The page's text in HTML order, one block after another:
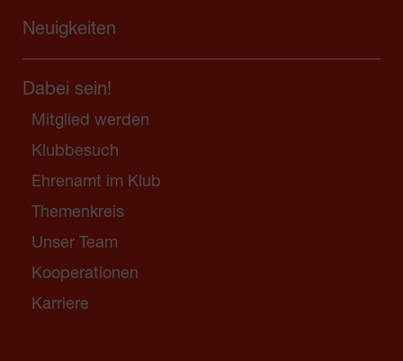
Neuigkeiten
Dabei sein!
Mitglied werden
Klubbesuch
Ehrenamt im Klub
Themenkreis
Unser Team
Kooperationen
Karriere